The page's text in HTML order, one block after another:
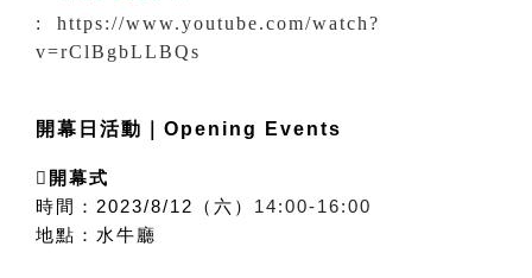
: https://www.youtube.com/watch?
v=rClBgbLLBQs
開幕日活動｜Opening Events
 開幕式
時間：2023/8/12（六） 14:00-16:00
地點：水牛廳